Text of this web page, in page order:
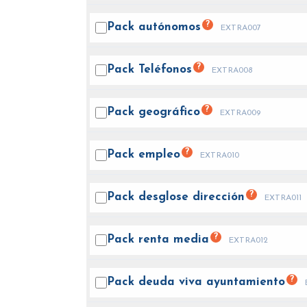
Pack autónomos ? EXTRA007
Pack Teléfonos ? EXTRA008
Pack geográfico ? EXTRA009
Pack empleo ? EXTRA010
Pack desglose dirección ? EXTRA011
Pack renta media ? EXTRA012
Pack deuda viva ayuntamiento ?